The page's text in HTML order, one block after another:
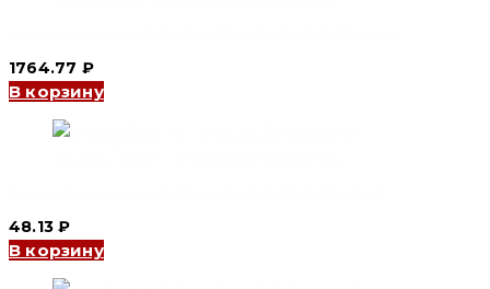
1764.77 ₽
В корзину
48.13₽
В корзину